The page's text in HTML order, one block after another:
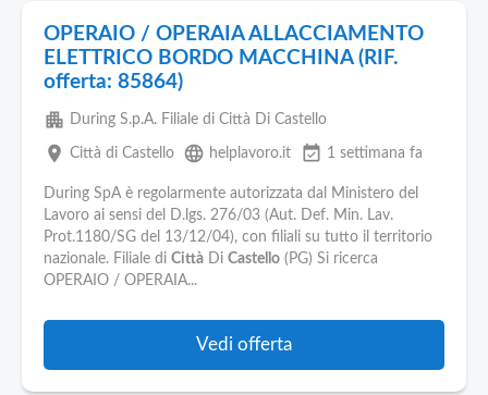
OPERAIO / OPERAIA ALLACCIAMENTO
ELETTRICO BORDO MACCHINA (RIF.
offerta: 85864)
apartment During S.p.A. Filiale di Città Di Castello
place Città di Castello language helplavoro.it event_available 1 settimana fa
During SpA è regolarmente autorizzata dal Ministero del
Lavoro ai sensi del D.lgs. 276/03 (Aut. Def. Min. Lav.
Prot.1180/SG del 13/12/04), con filiali su tutto il territorio
nazionale. Filiale di Città Di Castello (PG) Si ricerca
OPERAIO / OPERAIA...
Vedi offerta